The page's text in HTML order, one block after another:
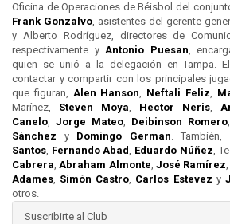
Oficina de Operaciones de Béisbol del
Frank Gonzalvo, asistentes del gerente
y Alberto Rodríguez, directores de
respectivamente yAntonio Puesan,
quien se unió a la delegación en Tampa.
contactar y compartir con los principales
que figuran, Alen Hanson, Neftali Feliz,
Marínez, Steven Moya, Hector Neris,
Canelo, Jorge Mateo, Deibinson Romero,
Sánchez y Domingo German. También,
Santos, Fernando Abad, Eduardo Núñez,
Cabrera,Abraham Almonte, José Ramírez
Adames, Simón Castro, Carlos Estevez y
otros.
Suscribirte al Club